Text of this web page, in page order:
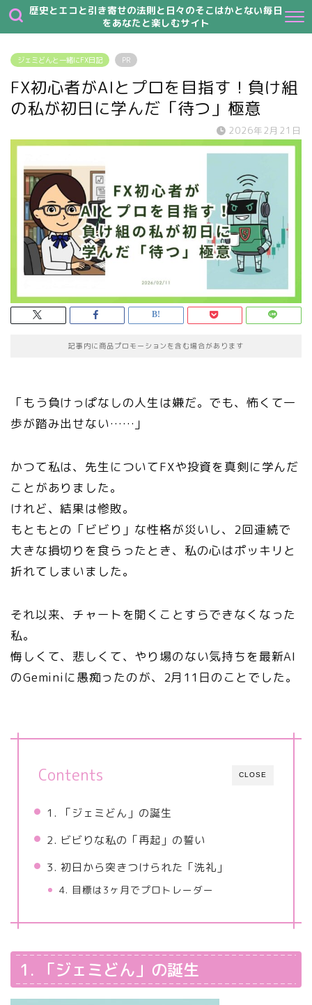
歴史とエコと引き寄せの法則と日々のそこはかとない毎日
をあなたと楽しむサイト
ジェミどんと一緒にFX日記 PR
FX初心者がAIとプロを目指す！負け組
の私が初日に学んだ「待つ」極意
2026年2月21日
記事内に商品プロモーションを含む場合があります
「もう負けっぱなしの人生は嫌だ。でも、怖くて一
歩が踏み出せない……」
かつて私は、先生についてFXや投資を真剣に学んだ
ことがありました。
けれど、結果は惨敗。
もともとの「ビビり」な性格が災いし、2回連続で
大きな損切りを食らったとき、私の心はポッキリと
折れてしまいました。
それ以来、チャートを開くことすらできなくなった
私。
悔しくて、悲しくて、やり場のない気持ちを最新AI
のGeminiに愚痴ったのが、2月11日のことでした。
CLOSE
Contents
1. 「ジェミどん」の誕生
2. ビビりな私の「再起」の誓い
3. 初日から突きつけられた「洗礼」
4. 目標は3ヶ月でプロトレーダー
1. 「ジェミどん」の誕生